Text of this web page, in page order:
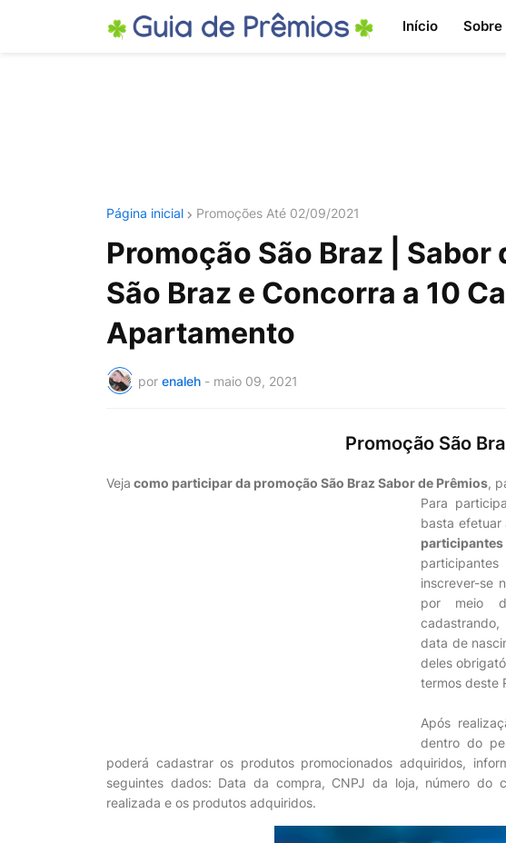
Início Sobre
Página inicial Promoções Até 02/09/2021
Promoção São Braz | Sabor
São Braz e Concorra a 10
Apartamento
por enaleh - maio 09, 2021
Promoção São
Veja como participar da promoção São Braz Sabor de Prêmios,
Para
basta
inscrever-se
por meio
data de
deles
termos deste
Após
dentro do
poderá cadastrar os produtos promocionados adquiridos,
seguintes dados: Data da compra, CNPJ da loja, número do
realizada e os produtos adquiridos.